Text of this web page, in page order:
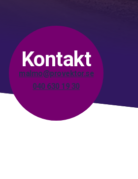
Kontakt
malmo@provektor.se
040 630 19 30